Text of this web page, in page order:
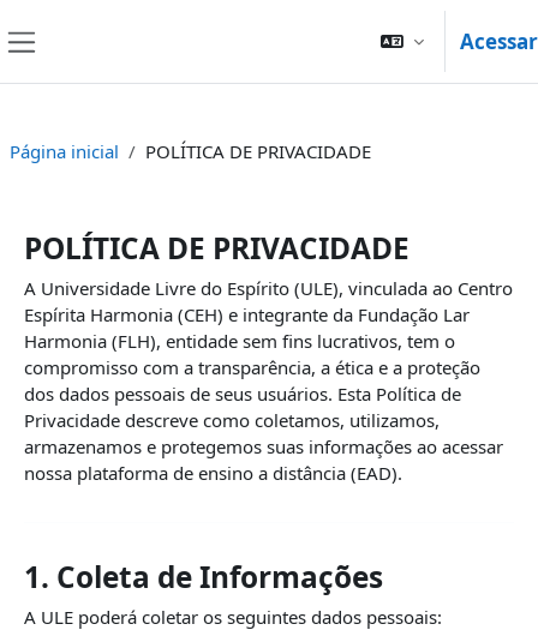
Acessar
Página inicial POLÍTICA DE PRIVACIDADE
POLÍTICA DE PRIVACIDADE
A Universidade Livre do Espírito (ULE), vinculada ao Centro
Espírita Harmonia (CEH) e integrante da Fundação Lar
Harmonia (FLH), entidade sem fins lucrativos, tem o
compromisso com a transparência, a ética e a proteção
dos dados pessoais de seus usuários. Esta Política de
Privacidade descreve como coletamos, utilizamos,
armazenamos e protegemos suas informações ao acessar
nossa plataforma de ensino a distância (EAD).
1. Coleta de Informações
A ULE poderá coletar os seguintes dados pessoais: